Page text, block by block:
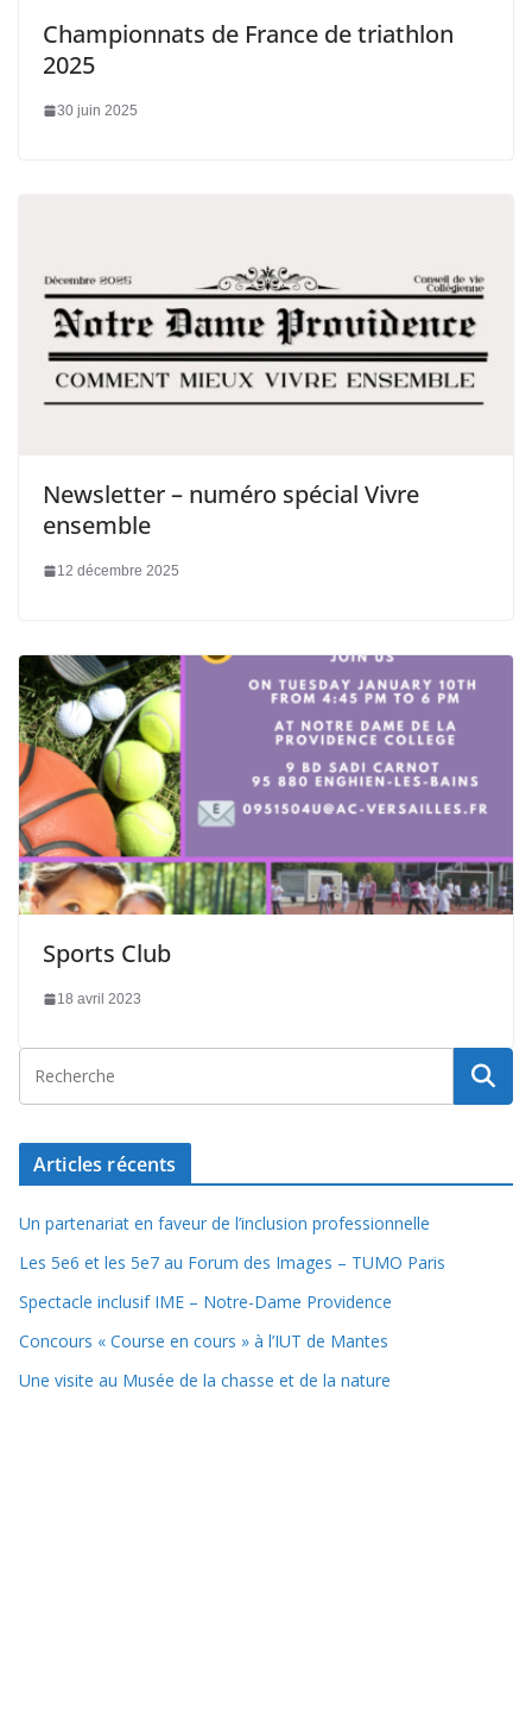
Championnats de France de triathlon
2025
30 juin 2025
Newsletter – numéro spécial Vivre
ensemble
12 décembre 2025
Sports Club
18 avril 2023
Articles récents
Un partenariat en faveur de l’inclusion professionnelle
Les 5e6 et les 5e7 au Forum des Images – TUMO Paris
Spectacle inclusif IME – Notre-Dame Providence
Concours « Course en cours » à l’IUT de Mantes
Une visite au Musée de la chasse et de la nature